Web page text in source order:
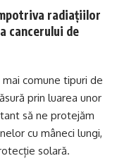
radiațiilor
cancerului de
comune tipuri de
prin luarea unor
să ne protejăm
cu mâneci lungi,
solară.